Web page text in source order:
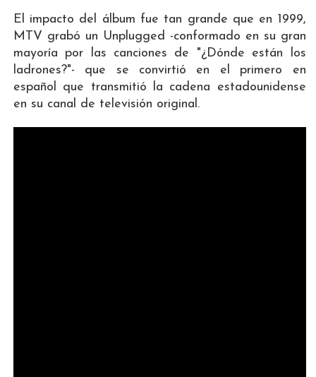
El impacto del álbum fue tan grande que en 1999,
MTV grabó un Unplugged -conformado en su gran
mayoría por las canciones de "¿Dónde están los
ladrones?"- que se convirtió en el primero en
español que transmitió la cadena estadounidense
en su canal de televisión original.